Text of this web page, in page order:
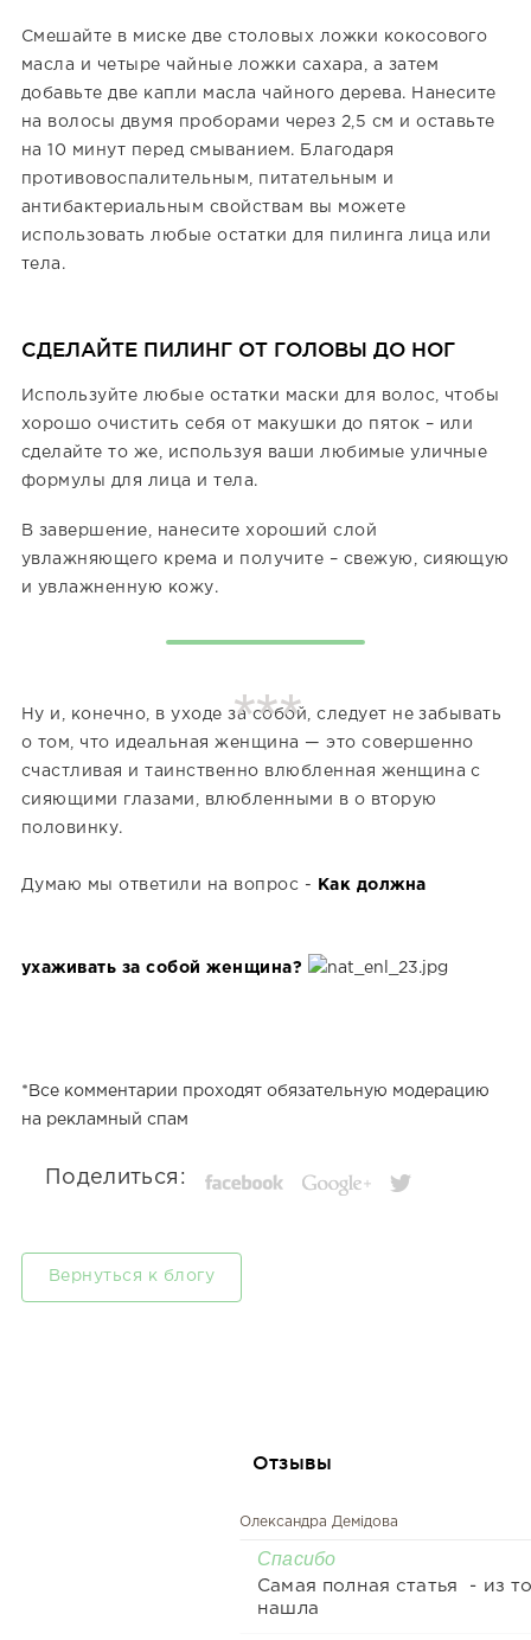
Смешайте в миске две столовых ложки кокосового
масла и четыре чайные ложки сахара, а затем
добавьте две капли масла чайного дерева. Нанесите
на волосы двумя проборами через 2,5 см и оставьте
на 10 минут перед смыванием. Благодаря
противовоспалительным, питательным и
антибактериальным свойствам вы можете
использовать любые остатки для пилинга лица или
тела.
СДЕЛАЙТЕ ПИЛИНГ ОТ ГОЛОВЫ ДО НОГ
Используйте любые остатки маски для волос, чтобы
хорошо очистить себя от макушки до пяток – или
сделайте то же, используя ваши любимые уличные
формулы для лица и тела.
В завершение, нанесите хороший слой
увлажняющего крема и получите – свежую, сияющую
и увлажненную кожу.
Ну и, конечно, в уходе за собой, следует не забывать
о том, что идеальная женщина — это совершенно
счастливая и таинственно влюбленная женщина с
сияющими глазами, влюбленными в о вторую
половинку.
Думаю мы ответили на вопрос - Как должна
ухаживать за собой женщина?
*Все комментарии проходят обязательную модерацию
на рекламный спам
Поделиться:
Вернуться к блогу
Отзывы
Олександра Демідова
Спасибо
Самая полная статья - из
нашла